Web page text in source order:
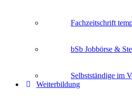
Fachzeitschrift
bSb Jobbörse &
Selbstständige im
Weiterbildung